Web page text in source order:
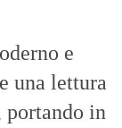
e
una lettura
in